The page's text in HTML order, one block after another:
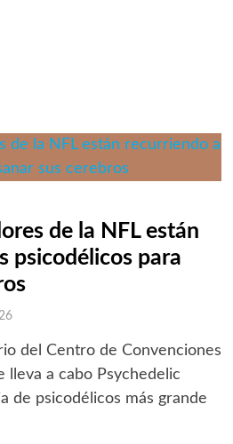
de la NFL están
psicodélicos para
del Centro de Convenciones
lleva a cabo Psychedelic
de psicodélicos más grande